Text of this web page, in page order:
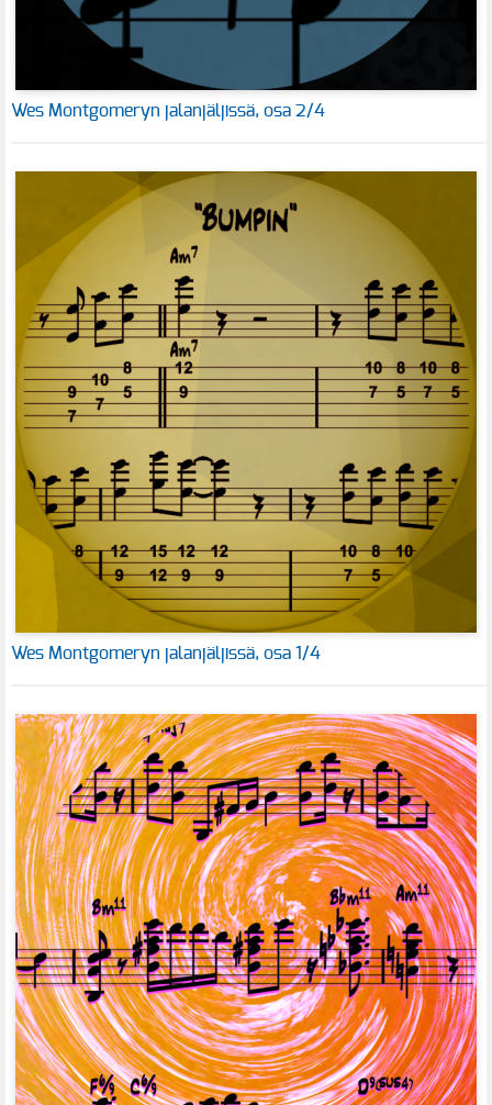
Wes Montgomeryn jalanjäljissä, osa 2/4
Wes Montgomeryn jalanjäljissä, osa 1/4